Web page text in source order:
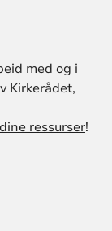
med og i
Kirkerådet,
dine ressurser!